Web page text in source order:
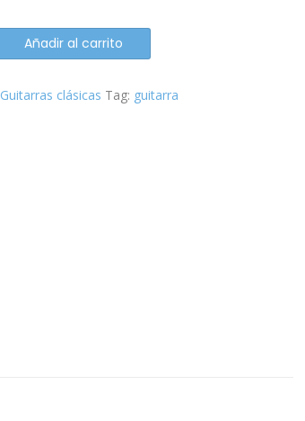
Añadir al carrito
Guitarras clásicas Tag: guitarra